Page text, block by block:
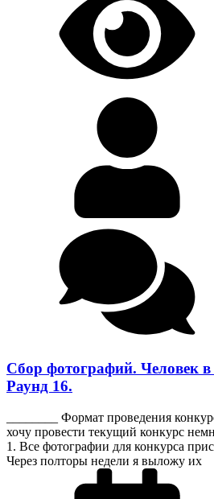
Сбор фотографий. Человек
Раунд 16.
________ Формат проведения
хочу провести текущий конкурс
1. Все фотографии для конкурса
Через полторы недели я выложу их